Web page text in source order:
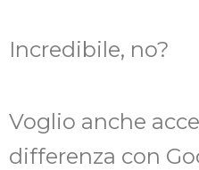
Incredibile, no?
Voglio anche
differenza con